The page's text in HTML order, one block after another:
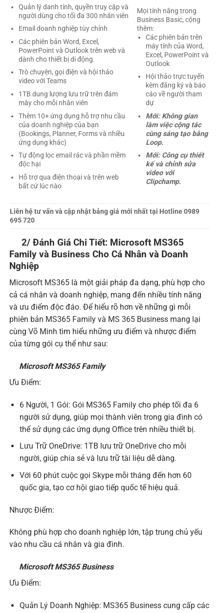
Quản lý danh tính, quyền truy cập và
người dùng cho tối đa 300 nhân viên
Email doanh nghiệp tùy chỉnh
Các phiên bản Word, Excel,
PowerPoint và Outlook trên web và
dành cho thiết bị di động.
Trò chuyện, gọi điện và hội thảo
video với Teams
1TB dung lượng lưu trữ trên đám
mây cho mỗi nhân viên
Thêm 10+ ứng dụng hỗ trợ nhu cầu
của doanh nghiệp của bạn
(Bookings, Planner, Forms và nhiều
ứng dụng khác)
Tự động lọc email rác và phần mềm
độc hại
Hỗ trợ qua điện thoại và trên web
bất cứ lúc nào
Mọi tính năng trong
Business Basic, cộng
thêm:
Các phiên bản trên
máy tính của Word,
Excel, PowerPoint và
Outlook
Hội thảo trực tuyến
kèm đăng ký và báo
cáo về người tham
dự
Mới: Không gian
làm việc cộng tác
cùng sáng tạo bằng
Loop.
Mới: Công cụ thiết
kế và chỉnh sửa
video với
Clipchamp.
Liên hệ tư vấn và cập nhật bảng giá mới nhất tại Hotline 0989
695 720
2/ Đánh Giá Chi Tiết: Microsoft MS365
Family và Business Cho Cá Nhân và Doanh
Nghiệp
Microsoft MS365 là một giải pháp đa dạng, phù hợp cho
cả cá nhân và doanh nghiệp, mang đến nhiều tính năng
và ưu điểm độc đáo. Để hiểu rõ hơn về những gì mỗi
phiên bản MS365 Family và MS 365 Business mang lại
cùng Võ Minh tìm hiểu những ưu điểm và nhược điểm
của từng gói cụ thể như sau:
Microsoft MS365 Family
Ưu Điểm:
6 Người, 1 Gói: Gói MS365 Family cho phép tối đa 6
người sử dụng, giúp mọi thành viên trong gia đình có
thể sử dụng các ứng dụng Office trên nhiều thiết bị.
Lưu Trữ OneDrive: 1TB lưu trữ OneDrive cho mỗi
người, giúp chia sẻ và lưu trữ tài liệu dễ dàng.
Với 60 phút cuộc gọi Skype mỗi tháng đến hơn 60
quốc gia, tạo cơ hội giao tiếp quốc tế hiệu quả.
Nhược Điểm:
Không phù hợp cho doanh nghiệp lớn, tập trung chủ yếu
vào nhu cầu cá nhân và gia đình.
Microsoft MS365 Business
Ưu Điểm:
Quản Lý Doanh Nghiệp: MS365 Business cung cấp các